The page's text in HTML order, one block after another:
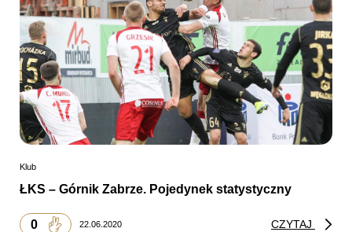
Klub
ŁKS – Górnik Zabrze. Pojedynek statystyczny
0 22.06.2020 CZYTAJ